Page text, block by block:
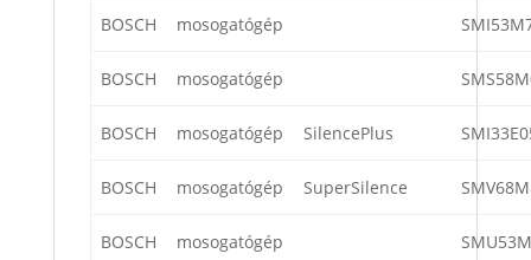
BOSCH mosogatógép
BOSCH mosogatógép
BOSCH mosogatógép SilencePlus
BOSCH mosogatógép SuperSilence
BOSCH mosogatógép